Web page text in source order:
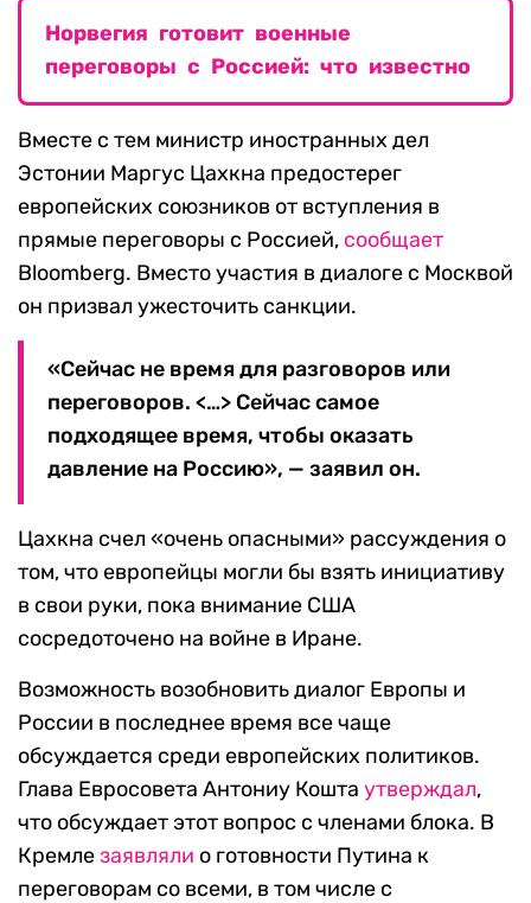
Норвегия готовит военные
переговоры с Россией: что известно
Вместе с тем министр иностранных дел
Эстонии Маргус Цахкна предостерег
европейских союзников от вступления в
прямые переговоры с Россией, сообщает
Bloomberg. Вместо участия в диалоге с Москвой
он призвал ужесточить санкции.
«Сейчас не время для разговоров или
переговоров. <…> Сейчас самое
подходящее время, чтобы оказать
давление на Россию», — заявил он.
Цахкна счел «очень опасными» рассуждения о
том, что европейцы могли бы взять инициативу
в свои руки, пока внимание США
сосредоточено на войне в Иране.
Возможность возобновить диалог Европы и
России в последнее время все чаще
обсуждается среди европейских политиков.
Глава Евросовета Антониу Кошта утверждал,
что обсуждает этот вопрос с членами блока. В
Кремлезаявляли о готовности Путина к
переговорам со всеми, в том числе с